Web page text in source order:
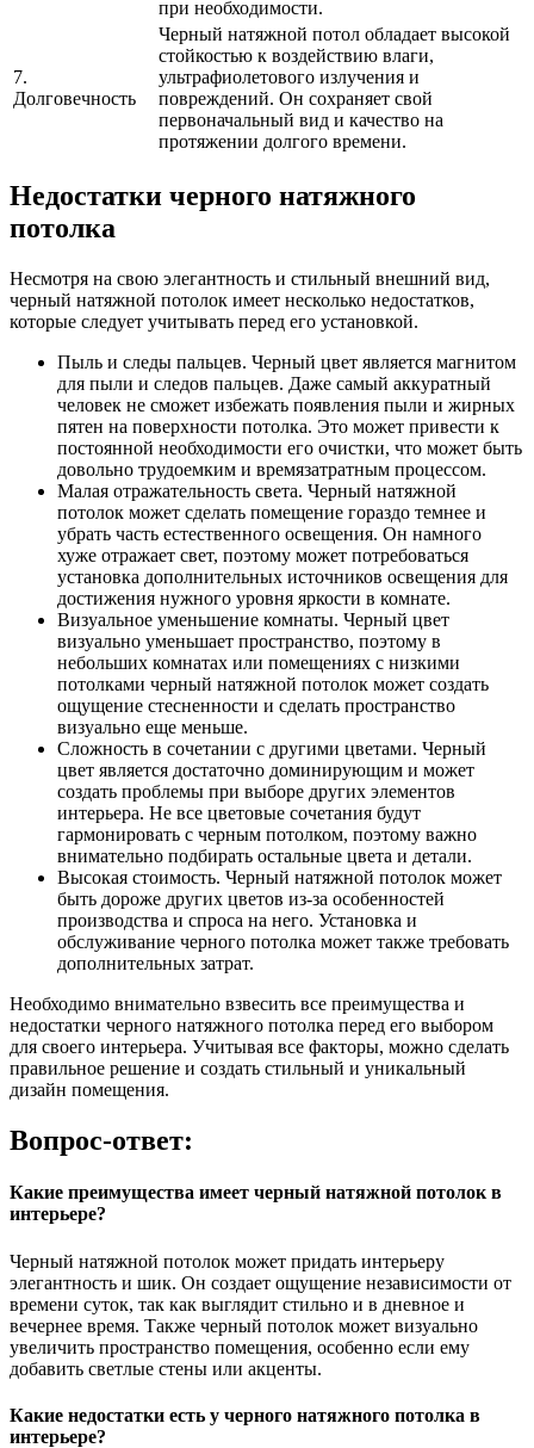
при необходимости.
7.
Долговечность
Черный натяжной потол обладает высокой
стойкостью к воздействию влаги,
ультрафиолетового излучения и
повреждений. Он сохраняет свой
первоначальный вид и качество на
протяжении долгого времени.
Недостатки черного натяжного
потолка
Несмотря на свою элегантность и стильный внешний вид,
черный натяжной потолок имеет несколько недостатков,
которые следует учитывать перед его установкой.
Пыль и следы пальцев. Черный цвет является магнитом
для пыли и следов пальцев. Даже самый аккуратный
человек не сможет избежать появления пыли и жирных
пятен на поверхности потолка. Это может привести к
постоянной необходимости его очистки, что может быть
довольно трудоемким и времязатратным процессом.
Малая отражательность света. Черный натяжной
потолок может сделать помещение гораздо темнее и
убрать часть естественного освещения. Он намного
хуже отражает свет, поэтому может потребоваться
установка дополнительных источников освещения для
достижения нужного уровня яркости в комнате.
Визуальное уменьшение комнаты. Черный цвет
визуально уменьшает пространство, поэтому в
небольших комнатах или помещениях с низкими
потолками черный натяжной потолок может создать
ощущение стесненности и сделать пространство
визуально еще меньше.
Сложность в сочетании с другими цветами. Черный
цвет является достаточно доминирующим и может
создать проблемы при выборе других элементов
интерьера. Не все цветовые сочетания будут
гармонировать с черным потолком, поэтому важно
внимательно подбирать остальные цвета и детали.
Высокая стоимость. Черный натяжной потолок может
быть дороже других цветов из-за особенностей
производства и спроса на него. Установка и
обслуживание черного потолка может также требовать
дополнительных затрат.
Необходимо внимательно взвесить все преимущества и
недостатки черного натяжного потолка перед его выбором
для своего интерьера. Учитывая все факторы, можно сделать
правильное решение и создать стильный и уникальный
дизайн помещения.
Вопрос-ответ:
Какие преимущества имеет черный натяжной потолок в
интерьере?
Черный натяжной потолок может придать интерьеру
элегантность и шик. Он создает ощущение независимости от
времени суток, так как выглядит стильно и в дневное и
вечернее время. Также черный потолок может визуально
увеличить пространство помещения, особенно если ему
добавить светлые стены или акценты.
Какие недостатки есть у черного натяжного потолка в
интерьере?